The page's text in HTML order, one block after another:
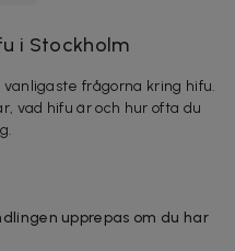
i Stockholm
frågorna kring hifu.
vad hifu är och hur ofta du
upprepas om du har